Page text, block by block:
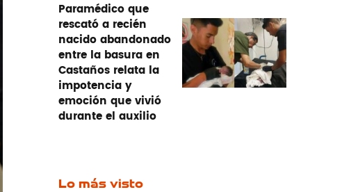
Paramédico que
rescató a recién
nacido abandonado
entre la basura en
Castaños relata la
impotencia y
emoción que vivió
durante el auxilio
Lo más visto